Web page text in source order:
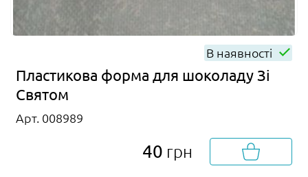
В наявності
Пластикова форма для шоколаду Зі
Святом
Арт. 008989
40 грн